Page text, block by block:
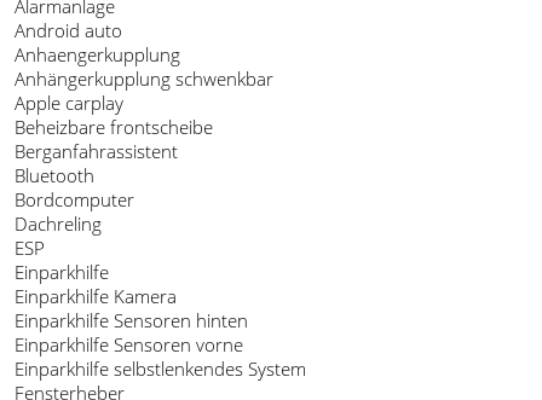
Alarmanlage
Android auto
Anhaengerkupplung
Anhängerkupplung schwenkbar
Apple carplay
Beheizbare frontscheibe
Berganfahrassistent
Bluetooth
Bordcomputer
Dachreling
ESP
Einparkhilfe
Einparkhilfe Kamera
Einparkhilfe Sensoren hinten
Einparkhilfe Sensoren vorne
Einparkhilfe selbstlenkendes System
Fensterheber